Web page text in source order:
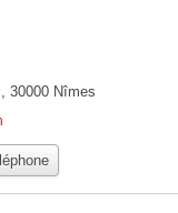
30000 Nîmes